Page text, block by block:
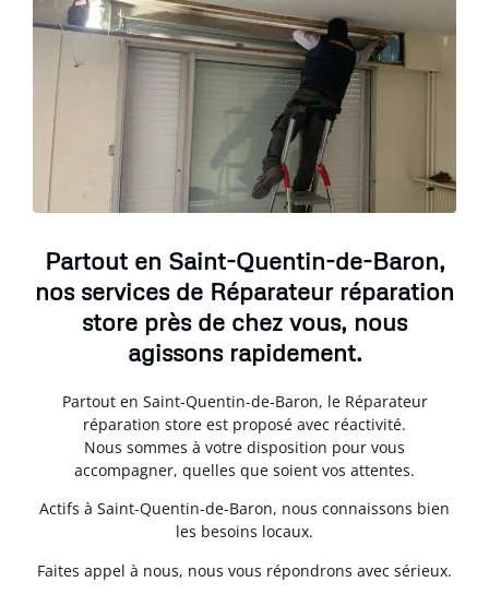
Partout en Saint-Quentin-de-Baron,
nos services de Réparateur réparation
store près de chez vous, nous
agissons rapidement.
Partout en Saint-Quentin-de-Baron, le Réparateur
réparation store est proposé avec réactivité.
Nous sommes à votre disposition pour vous
accompagner, quelles que soient vos attentes.
Actifs à Saint-Quentin-de-Baron, nous connaissons bien
les besoins locaux.
Faites appel à nous, nous vous répondrons avec sérieux.